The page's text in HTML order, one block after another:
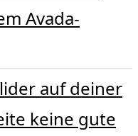
Avada-
auf deiner
keine gute